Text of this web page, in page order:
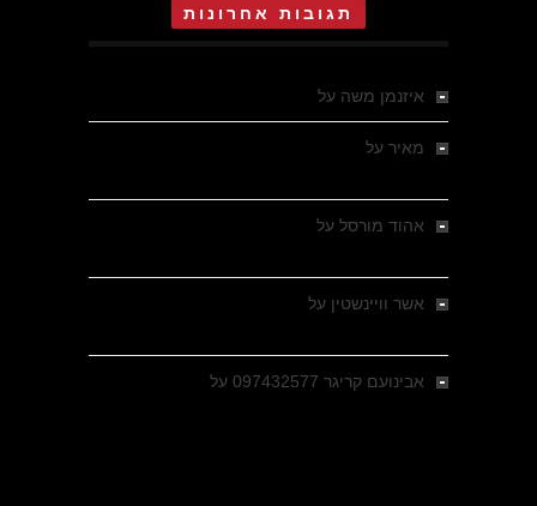
תגובות אחרונות
איזנמן משה על
מאיר על
אהוד מורסל על
אשר וויינשטין על
אבינועם קריגר 097432577 על